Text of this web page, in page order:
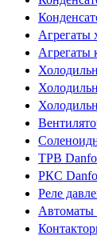
Агрегаты
Агрегаты
ТРВ
РКС
Реле
Автоматы